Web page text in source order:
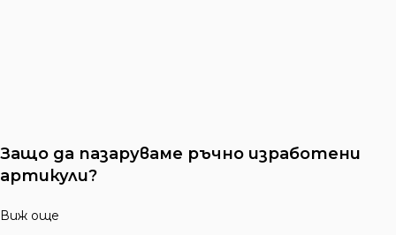
Защо да пазаруваме ръчно изработени
артикули?
Виж още